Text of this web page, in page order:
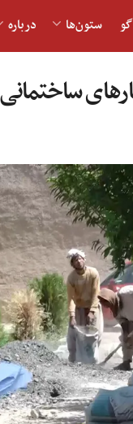
ستون‌ها درباره